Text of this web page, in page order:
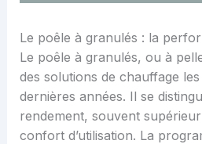
Le poêle à granulés : la
Le poêle à granulés, ou à
des solutions de chauffage
dernières années. Il se
rendement, souvent
confort d’utilisation. La